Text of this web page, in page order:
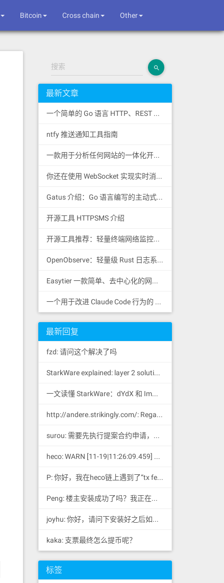
Bitcoin Cross chain Other
搜索
最新文章
一个简单的 Go 语言 HTTP、REST 和 SSE 客户端库
ntfy 推送通知工具指南
一款用于分析任何网站的一体化开源情报工具
你还在使用 WebSocket 实现实时消息推送吗？
Gatus 介绍：Go 语言编写的主动式健康监控状态页
开源工具 HTTPSMS 介绍
开源工具推荐：轻量终端网络监控工具 RustNet
OpenObserve：轻量级 Rust 日志系统
Easytier 一款简单、去中心化的网状 VPN，支持 WireGuard
一个用于改进 Claude Code 行为的 CLAUDE.md 文件，源自 Andrej Karpathy 对 LLM 编码陷阱的观察。
最新回复
fzd: 请问这个解决了吗
StarkWare explained: layer 2 solution provider of dYdX and iMMUTABLE R11; BitKeep News: [...]Layer 2: https://...
一文读懂 StarkWare：dYdX 和 Immutable 背后的 L2 方案 R11; BitKeep 博客: [...]Layer 2:Comparing Laye...
http://andere.strikingly.com/: Regards, Great stuff!
surou: 需要先执行提案合约申请，等待出块节点地址同意后，才会进...
heco: WARN [11-19|11:26:09.459] N...
P: 你好，我在heco链上遇到了“tx fee excee...
Peng: 楼主安装成功了吗？我正在同步区块链，一天了，差不多才同...
joyhu: 你好，请问下安装好之后如何获取到bee.yaml配置文...
kaka: 支票最终怎么提币呢？
标签